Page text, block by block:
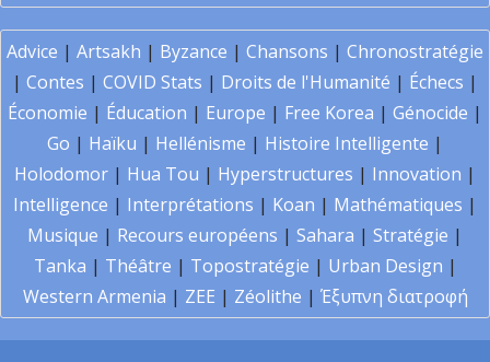
Advice | Artsakh | Byzance | Chansons | Chronostratégie
| Contes | COVID Stats | Droits de l'Humanité | Échecs |
Économie | Éducation | Europe | Free Korea | Génocide |
Go | Haïku | Hellénisme | Histoire Intelligente |
Holodomor | Hua Tou | Hyperstructures | Innovation |
Intelligence | Interprétations | Koan | Mathématiques |
Musique | Recours européens | Sahara | Stratégie |
Tanka | Théâtre | Topostratégie | Urban Design |
Western Armenia | ZEE | Zéolithe | Έξυπνη διατροφή